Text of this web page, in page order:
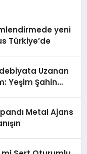
yeni
Türkiye’de
Uzanan
Yeşim Şahin
Metal Ajans